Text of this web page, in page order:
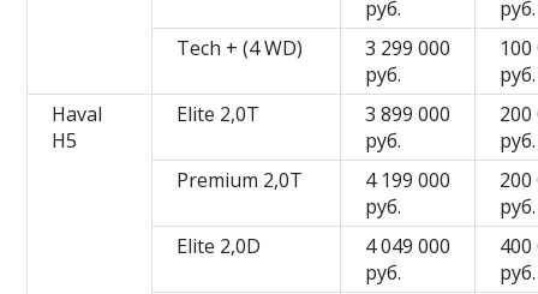
руб.
руб.
Tech + (4 WD)
3 299 000
руб.
руб.
Haval
H5
Elite 2,0T
3 899 000
руб.
200
руб.
Premium 2,0T
4 199 000
руб.
200
руб.
Elite 2,0D
4 049 000
руб.
400
руб.